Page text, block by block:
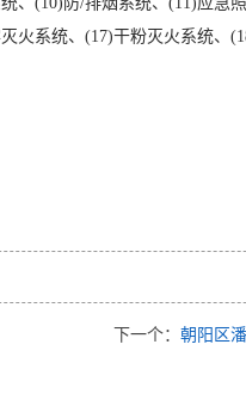
火系统、(17)干粉灭火系统、
下一个： 朝阳区